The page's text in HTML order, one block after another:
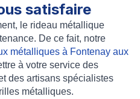
satisfaire
le rideau métallique
De ce fait, notre
métalliques à Fontenay aux
à votre service des
des artisans spécialistes
métalliques.